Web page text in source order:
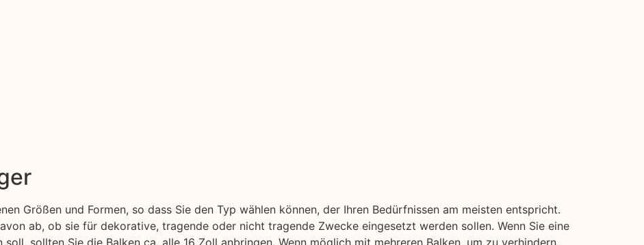
Größen und Formen, so dass Sie den Typ wählen können, der Ihren Bedürfnissen am meisten entspricht.
ab, ob sie für dekorative, tragende oder nicht tragende Zwecke eingesetzt werden sollen. Wenn Sie eine
sollten Sie die Balken ca. alle 16 Zoll anbringen. Wenn möglich mit mehreren Balken, um zu verhindern,